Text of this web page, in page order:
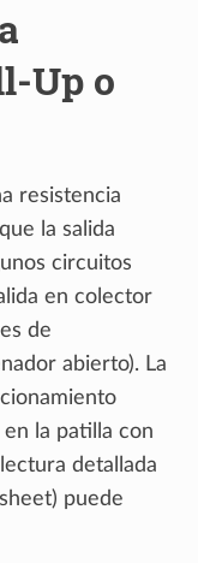
Up o
resistencia
la salida
circuitos
en colector
de
abierto). La
la patilla con
detallada
puede